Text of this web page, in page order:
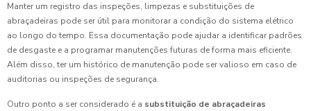
Manter um registro das inspeções, limpezas e substituições de
abraçadeiras pode ser útil para monitorar a condição do sistema elétrico
ao longo do tempo. Essa documentação pode ajudar a identificar padrões
de desgaste e a programar manutenções futuras de forma mais eficiente.
Além disso, ter um histórico de manutenção pode ser valioso em caso de
auditorias ou inspeções de segurança.
Outro ponto a ser considerado é a substituição de abraçadeiras